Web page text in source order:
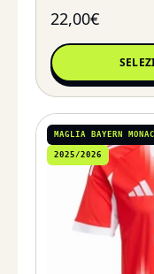
22,00€
MAGLIA BAYERN
2025/2026